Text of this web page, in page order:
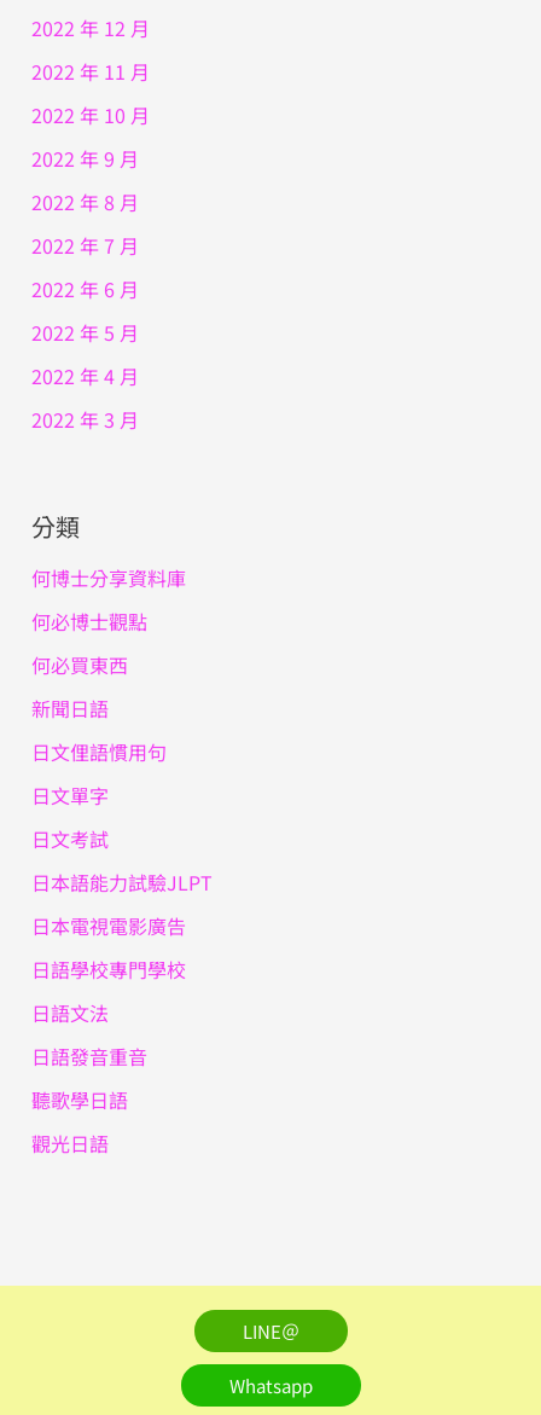
2022 年 12 月
2022 年 11 月
2022 年 10 月
2022 年 9 月
2022 年 8 月
2022 年 7 月
2022 年 6 月
2022 年 5 月
2022 年 4 月
2022 年 3 月
分類
何博士分享資料庫
何必博士觀點
何必買東西
新聞日語
日文俚語慣用句
日文單字
日文考試
日本語能力試驗JLPT
日本電視電影廣告
日語學校專門學校
日語文法
日語發音重音
聽歌學日語
觀光日語
LINE＠
Whatsapp